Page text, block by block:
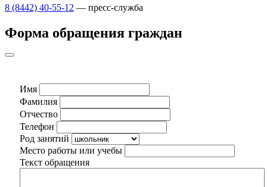
8 (8442) 40-55-12 — пресс-служба
Форма обращения граждан
Имя
Фамилия
Отчество
Телефон
Род занятий
Место работы или учебы
Текст обращения